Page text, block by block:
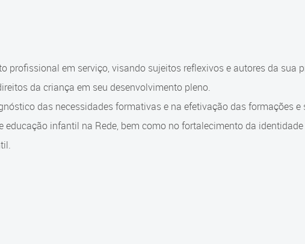
profissional em serviço, visando sujeitos reflexivos e autores da sua
da criança em seu desenvolvimento pleno.
das necessidades formativas e na efetivação das formações e
educação infantil na Rede, bem como no fortalecimento da identidade